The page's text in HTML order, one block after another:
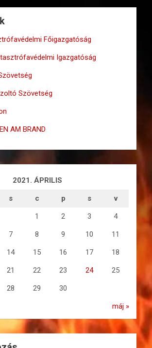
Főigazgatóság
Igazgatóság
Szövetség
AM BRAND
2021. ÁPRILIS
s c p s v
1 2 3 4
7 8 9 10 11
14 15 16 17 18
21 22 23 24 25
28 29 30
máj »